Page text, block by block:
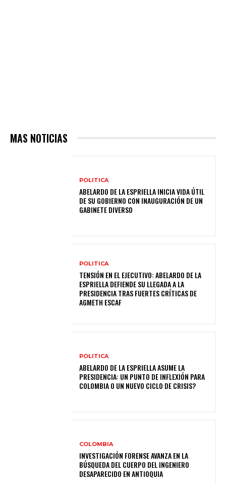
MAS NOTICIAS
POLITICA
ABELARDO DE LA ESPRIELLA INICIA VIDA ÚTIL
DE SU GOBIERNO CON INAUGURACIÓN DE UN
GABINETE DIVERSO
POLITICA
TENSIÓN EN EL EJECUTIVO: ABELARDO DE LA
ESPRIELLA DEFIENDE SU LLEGADA A LA
PRESIDENCIA TRAS FUERTES CRÍTICAS DE
AGMETH ESCAF
POLITICA
ABELARDO DE LA ESPRIELLA ASUME LA
PRESIDENCIA: UN PUNTO DE INFLEXIÓN PARA
COLOMBIA O UN NUEVO CICLO DE CRISIS?
COLOMBIA
INVESTIGACIÓN FORENSE AVANZA EN LA
BÚSQUEDA DEL CUERPO DEL INGENIERO
DESAPARECIDO EN ANTIOQUIA